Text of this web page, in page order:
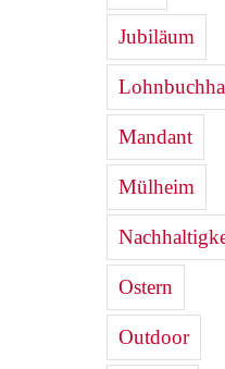
Jubiläum
Mandant
Mülheim
Ostern
Outdoor